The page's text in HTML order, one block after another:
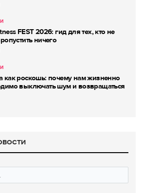
FEST 2026: гид для тех, кто не
ничего
как роскошь: почему нам жизненно
выключать шум и возвращаться